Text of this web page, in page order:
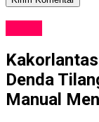
Denda
Manual